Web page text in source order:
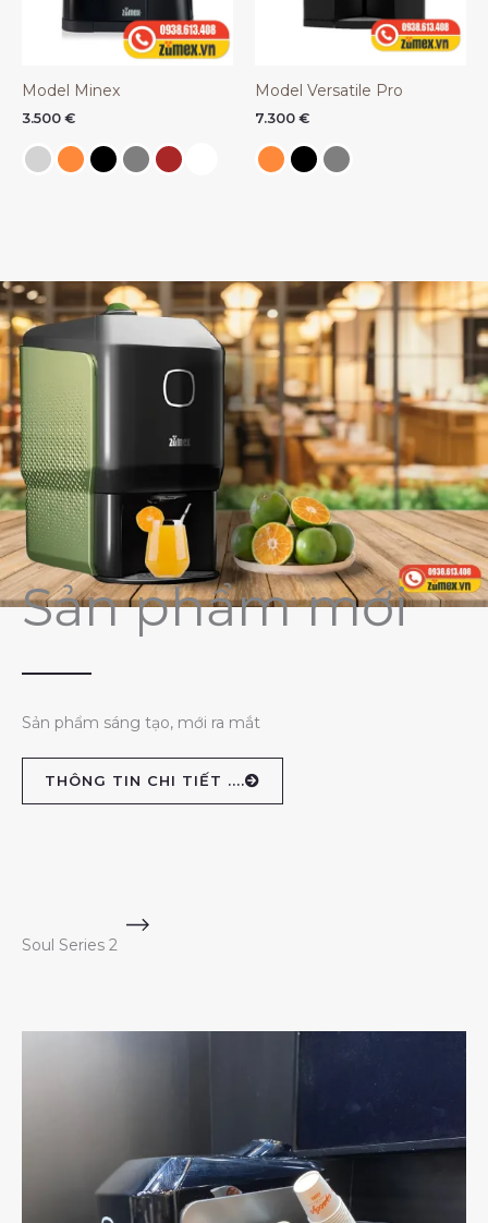
Model Minex
3.500 €
Model Versatile Pro
7.300 €
Sản phẩm mới
Sản phẩm sáng tạo, mới ra mắt
THÔNG TIN CHI TIẾT ....
Soul Series 2